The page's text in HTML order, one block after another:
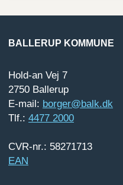
BALLERUP KOMMUNE
Hold-an Vej 7
2750 Ballerup
E-mail: borger@balk.dk
Tlf.: 4477 2000
CVR-nr.: 58271713
EAN